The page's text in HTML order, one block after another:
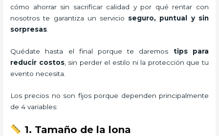
cómo ahorrar sin sacrificar calidad y por qué rentar con
nosotros te garantiza un servicio seguro, puntual y sin
sorpresas
Quédate hasta el final porque te daremos tips para
reducir costos, sin perder el estilo ni la protección que tu
evento necesita.
Los precios no son fijos porque dependen principalmente
de 4 variables:
1. Tamaño de la lona